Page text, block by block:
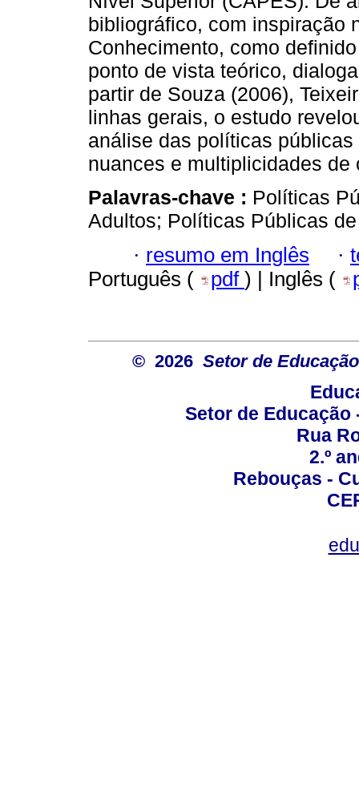
bibliográfico, com inspiração
Conhecimento, como
ponto de vista teórico,
partir de Souza (2006),
linhas gerais, o estudo
análise das políticas
nuances e multiplicidades
Palavras-chave : Políticas
Adultos; Políticas Públicas
· resumo em Inglês ·
Português (
pdf ) | Inglês (
© 2026 Setor de
Setor de Educação
Rua
2.º
Rebouças -